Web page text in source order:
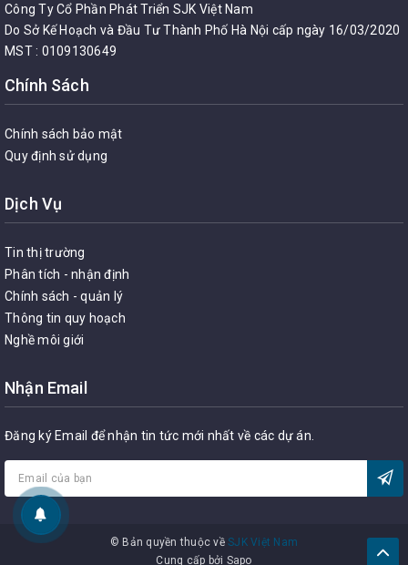
Công Ty Cổ Phần Phát Triển SJK Việt Nam
Do Sở Kế Hoạch và Đầu Tư Thành Phố Hà Nội cấp ngày 16/03/2020
MST : 0109130649
Chính Sách
Chính sách bảo mật
Quy định sử dụng
Dịch Vụ
Tin thị trường
Phân tích - nhận định
Chính sách - quản lý
Thông tin quy hoạch
Nghề môi giới
Nhận Email
Đăng ký Email để nhận tin tức mới nhất về các dự án.
© Bản quyền thuộc vềSJK Việt Nam
Cung cấp bởi Sapo